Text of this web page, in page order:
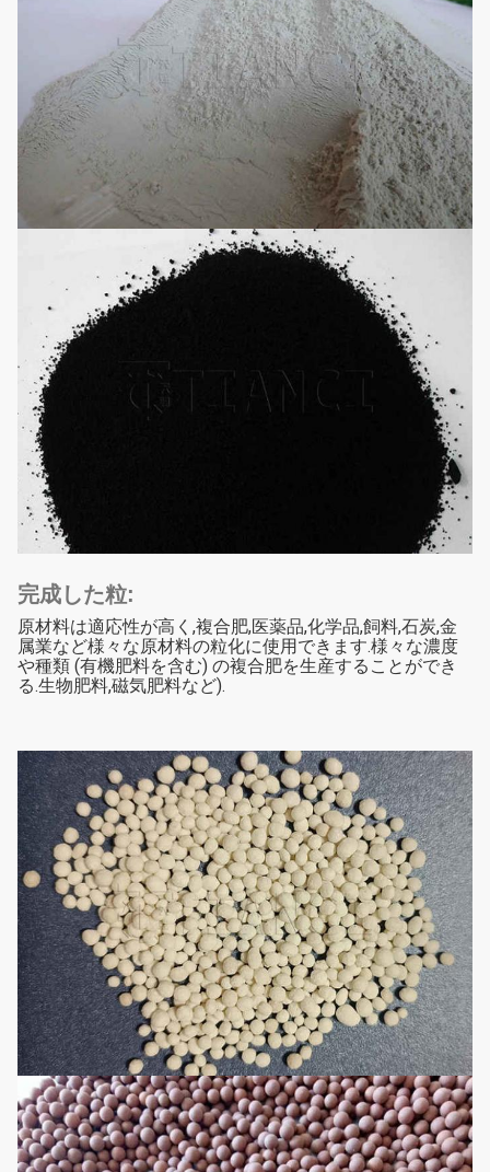
完成した粒:
原材料は適応性が高く,複合肥,医薬品,化学品,飼料,石炭,金
属業など様々な原材料の粒化に使用できます.様々な濃度
や種類 (有機肥料を含む) の複合肥を生産することができ
る.生物肥料,磁気肥料など).